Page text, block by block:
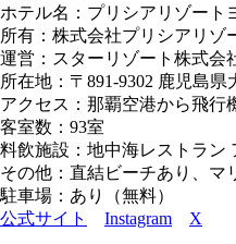
ホテル名：プリシアリゾート
所有：株式会社プリシアリゾ
運営：スターリゾート株式会
所在地：〒891-9302 鹿児島県
アクセス：那覇空港から飛行
客室数：93室
料飲施設：地中海レストラン
その他：直結ビーチあり、マ
駐車場：あり（無料）
公式サイト
Instagram X